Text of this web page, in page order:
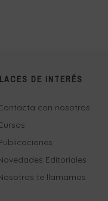
DE INTERÉS
con nosotros
Editoriales
te llamamos